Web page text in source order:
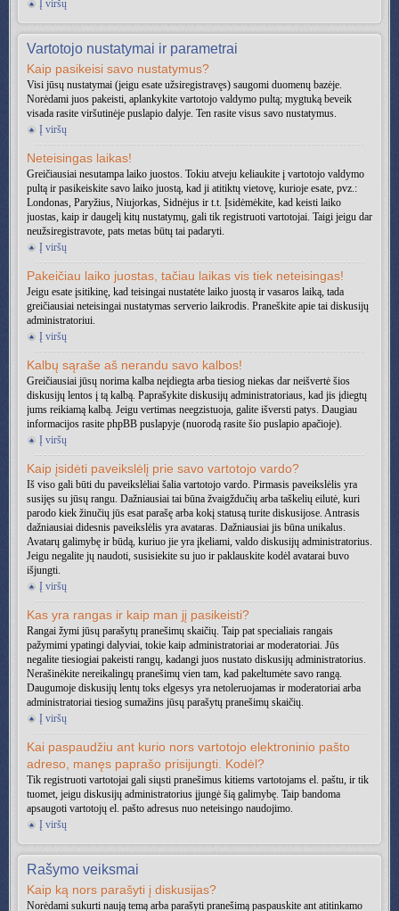
Į viršų
Vartotojo nustatymai ir parametrai
Kaip pasikeisi savo nustatymus?
Visi jūsų nustatymai (jeigu esate užsiregistravęs) saugomi duomenų bazėje.
Norėdami juos pakeisti, aplankykite vartotojo valdymo pultą; mygtuką beveik
visada rasite viršutinėje puslapio dalyje. Ten rasite visus savo nustatymus.
Į viršų
Neteisingas laikas!
Greičiausiai nesutampa laiko juostos. Tokiu atveju keliaukite į vartotojo valdymo
pultą ir pasikeiskite savo laiko juostą, kad ji atitiktų vietovę, kurioje esate, pvz.:
Londonas, Paryžius, Niujorkas, Sidnėjus ir t.t. Įsidėmėkite, kad keisti laiko
juostas, kaip ir daugelį kitų nustatymų, gali tik registruoti vartotojai. Taigi jeigu dar
neužsiregistravote, pats metas būtų tai padaryti.
Į viršų
Pakeičiau laiko juostas, tačiau laikas vis tiek neteisingas!
Jeigu esate įsitikinę, kad teisingai nustatėte laiko juostą ir vasaros laiką, tada
greičiausiai neteisingai nustatymas serverio laikrodis. Praneškite apie tai diskusijų
administratoriui.
Į viršų
Kalbų sąraše aš nerandu savo kalbos!
Greičiausiai jūsų norima kalba neįdiegta arba tiesiog niekas dar neišvertė šios
diskusijų lentos į tą kalbą. Paprašykite diskusijų administratoriaus, kad jis įdiegtų
jums reikiamą kalbą. Jeigu vertimas neegzistuoja, galite išversti patys. Daugiau
informacijos rasite phpBB puslapyje (nuorodą rasite šio puslapio apačioje).
Į viršų
Kaip įsidėti paveikslėlį prie savo vartotojo vardo?
Iš viso gali būti du paveikslėliai šalia vartotojo vardo. Pirmasis paveikslėlis yra
susijęs su jūsų rangu. Dažniausiai tai būna žvaigždučių arba taškelių eilutė, kuri
parodo kiek žinučių jūs esat parašę arba kokį statusą turite diskusijose. Antrasis
dažniausiai didesnis paveikslėlis yra avataras. Dažniausiai jis būna unikalus.
Avatarų galimybę ir būdą, kuriuo jie yra įkeliami, valdo diskusijų administratorius.
Jeigu negalite jų naudoti, susisiekite su juo ir paklauskite kodėl avatarai buvo
išjungti.
Į viršų
Kas yra rangas ir kaip man jį pasikeisti?
Rangai žymi jūsų parašytų pranešimų skaičių. Taip pat specialiais rangais
pažymimi ypatingi dalyviai, tokie kaip administratoriai ar moderatoriai. Jūs
negalite tiesiogiai pakeisti rangų, kadangi juos nustato diskusijų administratorius.
Nerašinėkite nereikalingų pranešimų vien tam, kad pakeltumėte savo rangą.
Daugumoje diskusijų lentų toks elgesys yra netoleruojamas ir moderatoriai arba
administratoriai tiesiog sumažins jūsų parašytų pranešimų skaičių.
Į viršų
Kai paspaudžiu ant kurio nors vartotojo elektroninio pašto
adreso, manęs paprašo prisijungti. Kodėl?
Tik registruoti vartotojai gali siųsti pranešimus kitiems vartotojams el. paštu, ir tik
tuomet, jeigu diskusijų administratorius įjungė šią galimybę. Taip bandoma
apsaugoti vartotojų el. pašto adresus nuo neteisingo naudojimo.
Į viršų
Rašymo veiksmai
Kaip ką nors parašyti į diskusijas?
Norėdami sukurti naują temą arba parašyti pranešimą paspauskite ant atitinkamo